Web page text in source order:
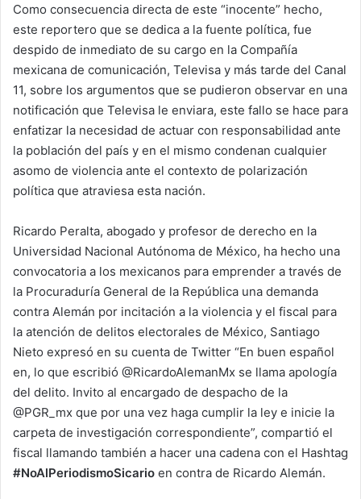
Como consecuencia directa de este “inocente” hecho,
este reportero que se dedica a la fuente política, fue
despido de inmediato de su cargo en la Compañía
mexicana de comunicación, Televisa y más tarde del Canal
11, sobre los argumentos que se pudieron observar en una
notificación que Televisa le enviara, este fallo se hace para
enfatizar la necesidad de actuar con responsabilidad ante
la población del país y en el mismo condenan cualquier
asomo de violencia ante el contexto de polarización
política que atraviesa esta nación.
Ricardo Peralta, abogado y profesor de derecho en la
Universidad Nacional Autónoma de México, ha hecho una
convocatoria a los mexicanos para emprender a través de
la Procuraduría General de la República una demanda
contra Alemán por incitación a la violencia y el fiscal para
la atención de delitos electorales de México, Santiago
Nieto expresó en su cuenta de Twitter “En buen español
en, lo que escribió @RicardoAlemanMx se llama apología
del delito. Invito al encargado de despacho de la
@PGR_mx que por una vez haga cumplir la ley e inicie la
carpeta de investigación correspondiente”, compartió el
fiscal llamando también a hacer una cadena con el Hashtag
#NoAlPeriodismoSicario en contra de Ricardo Alemán.